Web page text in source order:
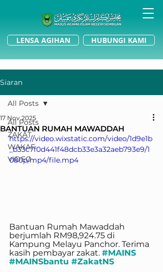
LENSA AGIHAN HUBUNGI KAMI
Siaran
All Posts
ZAKAT
WAKAF
VIDEO
All Posts
BANTUAN RUMAH MAWADDAH
17 Nov 2025
https://video.wixstatic.com/video/1d9e1b
_b33c7f0d441f48dcb33e3a32aeb793e9/1
080p/mp4/file.mp4
Bantuan Rumah Mawaddah
berjumlah RM98,924.75 di
Kampung Melayu Panchor. Terima
kasih pembayar zakat. #MAINS
#MAINSbantu #ZakatNS